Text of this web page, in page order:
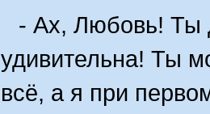
- Ах, Любовь! Ты
удивительна! Ты
всё, а я при